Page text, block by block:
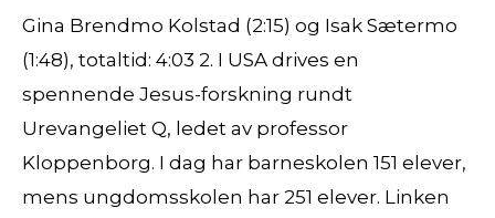
Gina Brendmo Kolstad (2:15) og Isak Sætermo
(1:48), totaltid: 4:03 2. I USA drives en
spennende Jesus-forskning rundt
Urevangeliet Q, ledet av professor
Kloppenborg. I dag har barneskolen 151 elever,
mens ungdomsskolen har 251 elever. Linken